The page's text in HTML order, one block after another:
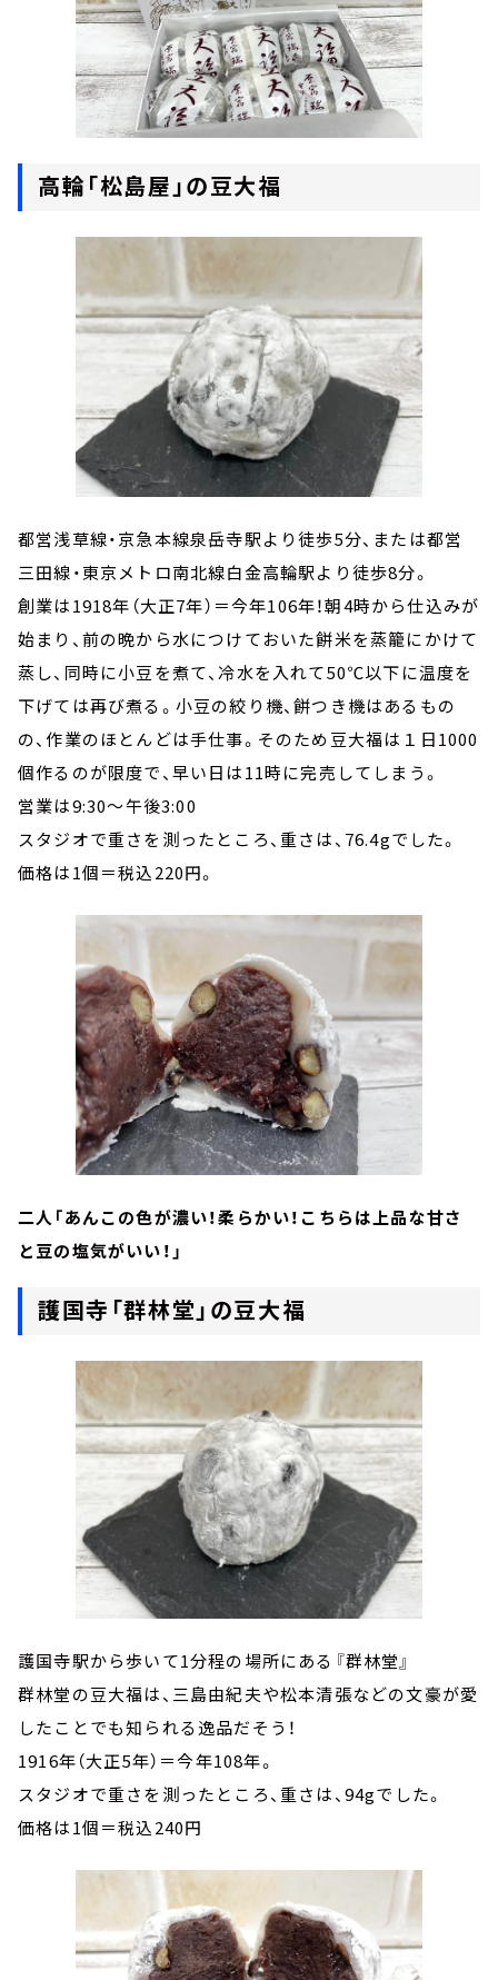
高輪「松島屋」の豆大福
都営浅草線・京急本線泉岳寺駅より徒歩5分、または都営
三田線・東京メトロ南北線白金高輪駅より徒歩8分。
創業は1918年（大正7年）＝今年106年！朝4時から仕込みが
始まり、前の晩から水につけておいた餅米を蒸籠にかけて
蒸し、同時に小豆を煮て、冷水を入れて50℃以下に温度を
下げては再び煮る。小豆の絞り機、餅つき機はあるもの
の、作業のほとんどは手仕事。そのため豆大福は１日1000
個作るのが限度で、早い日は11時に完売してしまう。
営業は9:30～午後3:00
スタジオで重さを測ったところ、重さは、76.4gでした。
価格は1個＝税込220円。
二人「あんこの色が濃い！柔らかい！こちらは上品な甘さ
と豆の塩気がいい！」
護国寺「群林堂」の豆大福
護国寺駅から歩いて1分程の場所にある『群林堂』
群林堂の豆大福は、三島由紀夫や松本清張などの文豪が愛
したことでも知られる逸品だそう！
1916年（大正5年）＝今年108年。
スタジオで重さを測ったところ、重さは、94gでした。
価格は1個＝税込240円